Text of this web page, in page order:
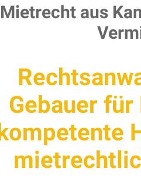
Mietrecht aus
Gebauer
kompetente